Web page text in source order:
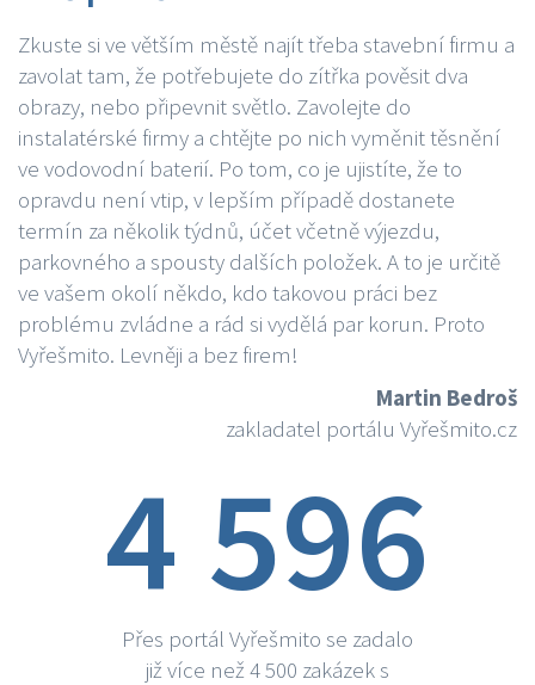
Zkuste si ve větším městě najít třeba stavební firmu a
zavolat tam, že potřebujete do zítřka pověsit dva
obrazy, nebo připevnit světlo. Zavolejte do
instalatérské firmy a chtějte po nich vyměnit těsnění
ve vodovodní baterií. Po tom, co je ujistíte, že to
opravdu není vtip, v lepším případě dostanete
termín za několik týdnů, účet včetně výjezdu,
parkovného a spousty dalších položek. A to je určitě
ve vašem okolí někdo, kdo takovou práci bez
problému zvládne a rád si vydělá par korun. Proto
Vyřešmito. Levněji a bez firem!
Martin Bedroš
zakladatel portálu Vyřešmito.cz
4 596
Přes portál Vyřešmito se zadalo
již více než 4 500 zakázek s